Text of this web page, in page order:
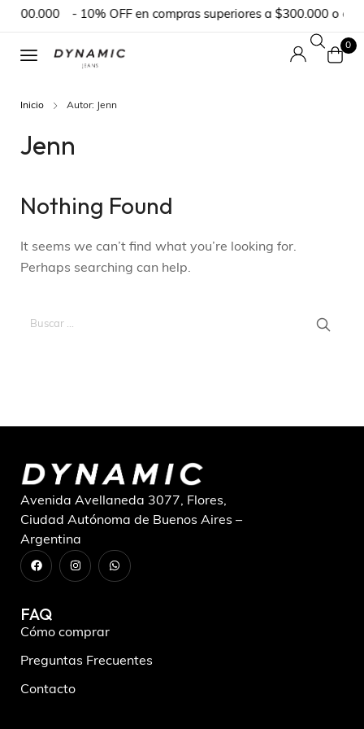
$100.000 - 10% OFF en compras superiores a $300.000 o en
0
Inicio Autor: Jenn
Jenn
Nothing Found
It seems we can’t find what you’re looking for.
Perhaps searching can help.
Avenida Avellaneda 3077, Flores,
Ciudad Autónoma de Buenos Aires –
Argentina
FAQ
Cómo comprar
Preguntas Frecuentes
Contacto